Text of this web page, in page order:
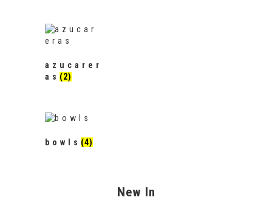
a z u c a r e r
a s (2)
b o w l s (4)
New In